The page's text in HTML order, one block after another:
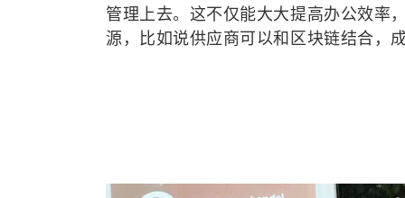
管理上去。这不仅能大大提高办公效率
源，比如说供应商可以和区块链结合，